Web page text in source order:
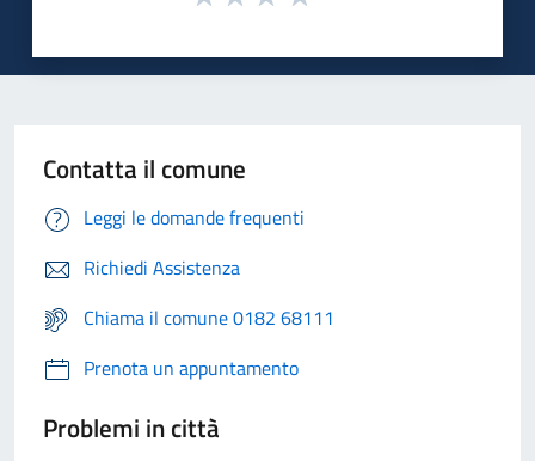
Contatta il comune
Leggi le domande frequenti
Richiedi Assistenza
Chiama il comune 0182 68111
Prenota un appuntamento
Problemi in città